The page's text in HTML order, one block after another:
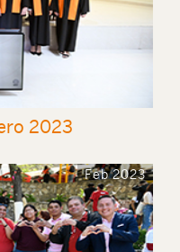
2023
Feb 2023